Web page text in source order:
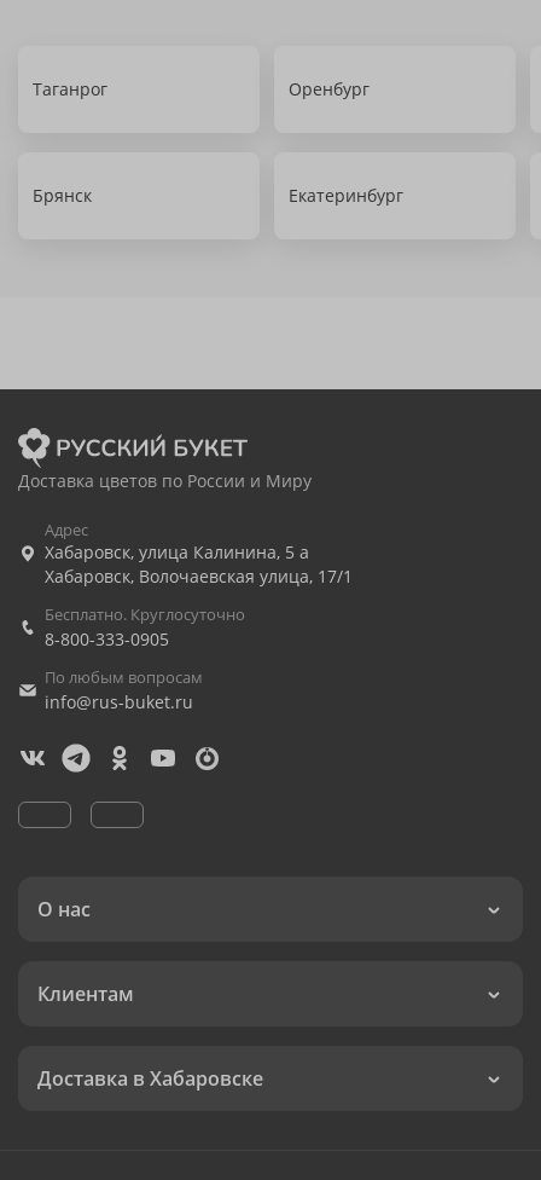
Таганрог Оренбург
Брянск Екатеринбург
Доставка цветов по России и Миру
Адрес
Хабаровск, улица Калинина, 5 а
Хабаровск, Волочаевская улица, 17/1
Бесплатно. Круглосуточно
8-800-333-0905
По любым вопросам
info@rus-buket.ru
О нас
Клиентам
Доставка в Хабаровске